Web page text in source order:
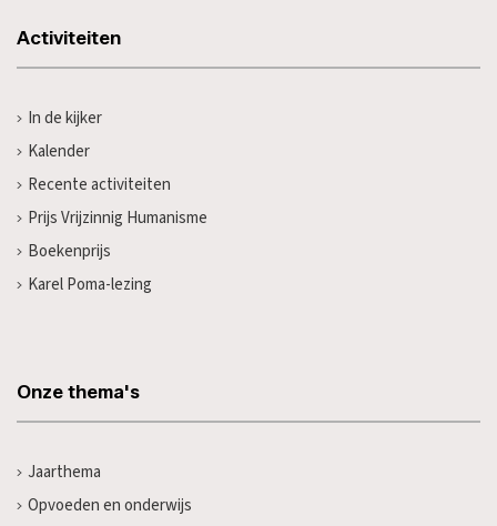
Activiteiten
In de kijker
Kalender
Recente activiteiten
Prijs Vrijzinnig Humanisme
Boekenprijs
Karel Poma-lezing
Onze thema's
Jaarthema
Opvoeden en onderwijs